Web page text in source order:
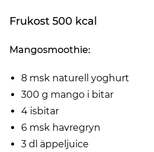
Frukost 500 kcal
Mangosmoothie:
8 msk naturell yoghurt
300 g mango i bitar
4 isbitar
6 msk havregryn
3 dl äppeljuice